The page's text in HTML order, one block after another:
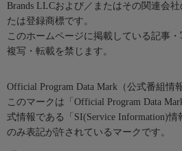
Brands LLCおよび／またはその関連会
たは登録商標です。
このホームページに掲載している記事
複写・転載を禁じます。
Official Program Data Mark（公式番組情
このマークは「Official Program Data
式情報である「SI(Service Information)
のみ表記が許されているマークです。